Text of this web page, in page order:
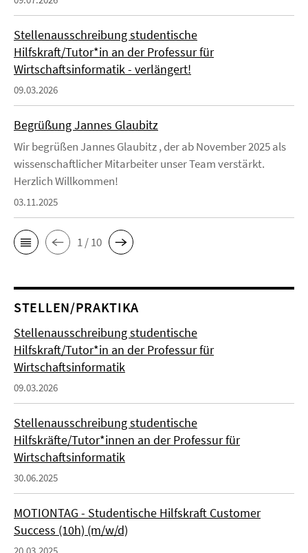
Stellenausschreibung studentische
Hilfskraft/Tutor*in an der Professur für
Wirtschaftsinformatik - verlängert!
09.03.2026
Begrüßung Jannes Glaubitz
Wir begrüßen Jannes Glaubitz , der ab November 2025 als
wissenschaftlicher Mitarbeiter unser Team verstärkt.
Herzlich Willkommen!
03.11.2025
1 / 10
STELLEN/PRAKTIKA
Stellenausschreibung studentische
Hilfskraft/Tutor*in an der Professur für
Wirtschaftsinformatik
09.03.2026
Stellenausschreibung studentische
Hilfskräfte/Tutor*innen an der Professur für
Wirtschaftsinformatik
30.06.2025
MOTIONTAG - Studentische Hilfskraft Customer
Success (10h) (m/w/d)